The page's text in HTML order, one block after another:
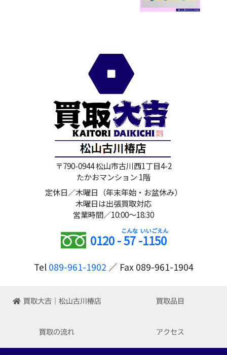
〒790-0944 松山市古川西1丁目4-2
たかおマンション 1階
定休日／木曜日（年末年始・お盆休み）
木曜日は出張買取対応
営業時間／10:00～18:30
0120 -57-1150
Tel 089-961-1902 ／ Fax 089-961-1904
買取大吉｜松山古川椿店 買取品目
買取の流れ アクセス